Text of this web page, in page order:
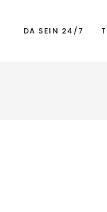
DA SEIN 24/7